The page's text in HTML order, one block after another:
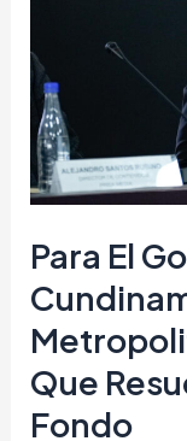
Para El
Que
Fondo
Cundinamarca,
la
Región
Metropolitana
es
vehículo
que
resuelve
problemas
de